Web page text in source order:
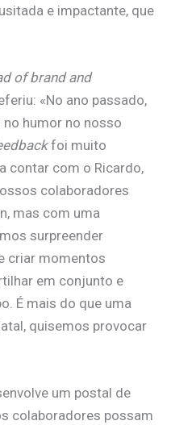
e impactante, que
of brand and
«No ano passado,
humor no nosso
foi muito
contar com o Ricardo,
colaboradores
mas com uma
surpreender
criar momentos
em conjunto e
É mais do que uma
quisemos provocar
um postal de
colaboradores possam